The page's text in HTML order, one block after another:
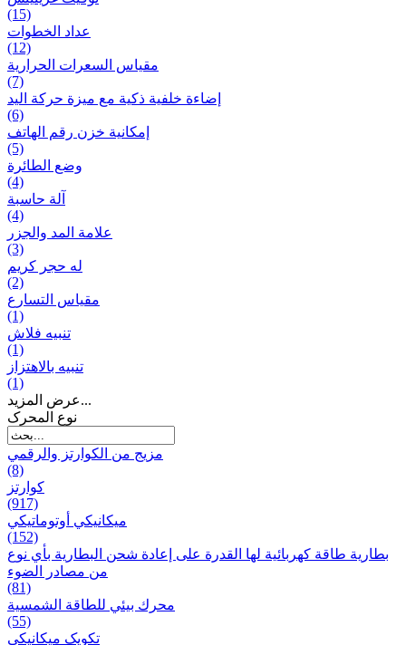
(15)
عداد الخطوات
(12)
مقیاس السعرات الحرارية
(7)
إضاءة خلفية ذكية مع ميزة حرکة اليد
(6)
إمكانية خزن رقم الهاتف
(5)
وضع الطائرة
(4)
آلة حاسبة
(4)
علامة المد والجزر
(3)
له حجر كريم
(2)
مقياس التسارع
(1)
تنبيه فلاش
(1)
تنبيه بالاهتزاز
(1)
عرض المزيد...
نوع المحرک
مزيج من الكوارتز والرقمي
(8)
كوارتز
(917)
ميكانيكي أوتوماتيكي
(152)
بطارية طاقة كهربائية لها القدرة على إعادة شحن البطارية بأي نوع
من مصادر الضوء
(81)
محرك بيئي للطاقة الشمسية
(55)
تکویک ميكانيكي